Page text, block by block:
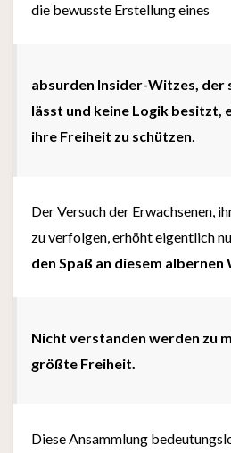
die bewusste Erstellung eines
absurden Insider-Witzes, der
lässt und keine Logik besitzt,
ihre Freiheit zu schützen.
Der Versuch der Erwachsenen,
zu verfolgen, erhöht eigentlich
den Spaß an diesem albernen
Nicht verstanden werden zu
größte Freiheit.
Diese Ansammlung